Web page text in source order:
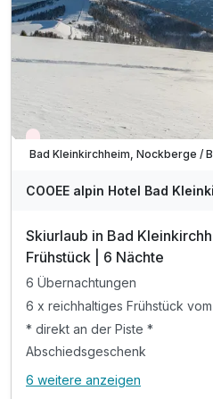
Tipp: Therme Römerbad
Tipp: Badespaß am Millstätter
Wieder frei ab Dezember
COOEE alpin Hotel Bad
Skiurlaub in Bad
Frühstück | 6 Nächte
6 Übernachtungen
6 x reichhaltiges Frühstück
* direkt an der Piste *
Abschiedsgeschenk
Alle Inklusivleistungen
6 weitere anzeigen